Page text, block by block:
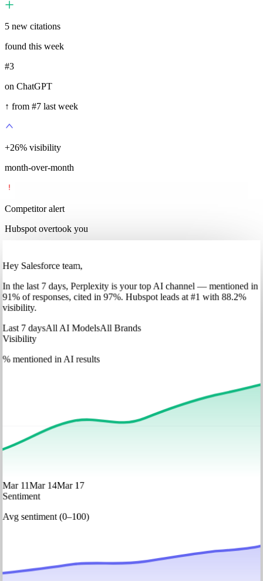
5 new citations
found this week
#3
on ChatGPT
↑ from #7 last week
+35% visibility
month-over-month
Competitor alert
Hubspot overtook you
Hey Salesforce team,
Inthe last 7 days, Perplexityis your top AI channel — mentioned in
91% of responses, cited in 97%. Hubspotleads at #1 with 88.2%
visibility.
Last 7 daysAll AI ModelsAll Brands
Visibility
% mentioned in AI results
Mar 11Mar 14Mar 17
Sentiment
Avg sentiment (0–100)